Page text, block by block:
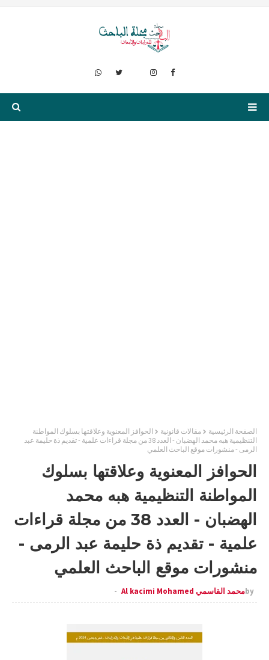
الصفحة الرئيسية مقالات قانونية
الحوافز المعنوية وعلاقتها بسلوك المواطنة
التنظيمية هبه محمد الهضبان - العدد 38 من مجلة قراءات علمية - تقديم ذة حليمة عبد
الرمى - منشورات موقع الباحث العلمي
الحوافز المعنوية وعلاقتها بسلوك
المواطنة التنظيمية هبه محمد
الهضبان - العدد 38 من مجلة قراءات
علمية - تقديم ذة حليمة عبد الرمى -
منشورات موقع الباحث العلمي
byمحمد القاسمي Al kacimi Mohamed